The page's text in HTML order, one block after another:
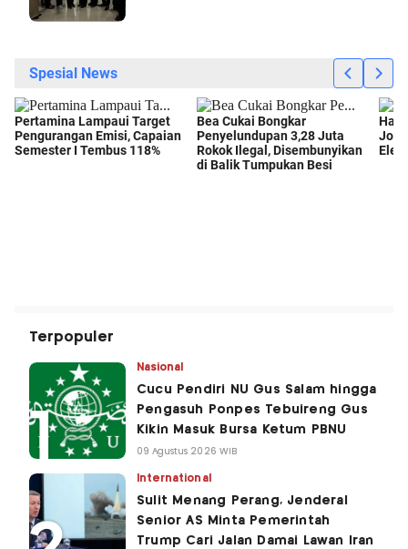
Terpopuler
Nasional
Cucu Pendiri NU Gus Salam hingga
Pengasuh Ponpes Tebuireng Gus
Kikin Masuk Bursa Ketum PBNU
09 Agustus 2026 WIB
International
Sulit Menang Perang, Jenderal
Senior AS Minta Pemerintah
Trump Cari Jalan Damai Lawan Iran